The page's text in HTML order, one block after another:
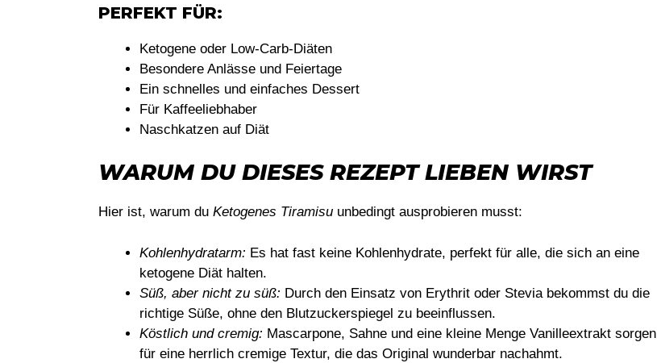
PERFEKT FÜR:
Ketogene oder Low-Carb-Diäten
Besondere Anlässe und Feiertage
Ein schnelles und einfaches Dessert
Für Kaffeeliebhaber
Naschkatzen auf Diät
WARUM DU DIESES REZEPT LIEBEN WIRST
Hier ist, warum du Ketogenes Tiramisu unbedingt ausprobieren musst:
Kohlenhydratarm: Es hat fast keine Kohlenhydrate, perfekt für alle, die sich an eine
ketogene Diät halten.
Süß, aber nicht zu süß: Durch den Einsatz von Erythrit oder Stevia bekommst du die
richtige Süße, ohne den Blutzuckerspiegel zu beeinflussen.
Köstlich und cremig: Mascarpone, Sahne und eine kleine Menge Vanilleextrakt sorgen
für eine herrlich cremige Textur, die das Original wunderbar nachahmt.